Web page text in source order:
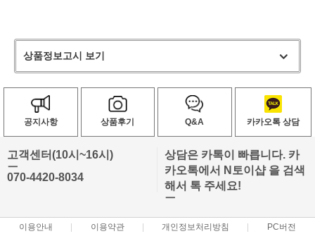
상품정보고시 보기
공지사항 상품후기 Q&A 카카오톡 상담
고객센터(10시~16시)
ㅡ
070-4420-8034
상담은 카톡이 빠릅니다. 카
카오톡에서 N토이샵 을 검색
해서 톡 주세요!
ㅡ
이용안내 이용약관 개인정보처리방침 PC버전